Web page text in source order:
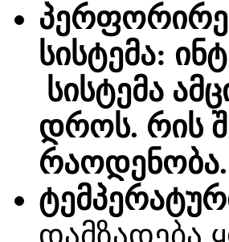
სისტემა:
სისტემა
დროს. რის
რაოდენობა.